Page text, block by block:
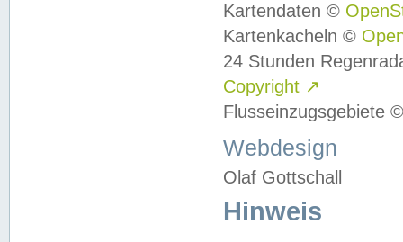
Kartendaten ©
Kartenkacheln ©
24 Stunden
Copyright ↗
Flusseinzugsgebiete
Webdesign
Olaf Gottschall
Hinweis